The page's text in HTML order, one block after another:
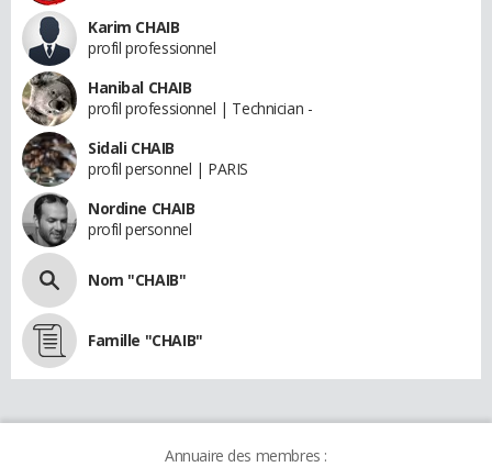
Karim CHAIB
profil professionnel
Hanibal CHAIB
profil professionnel | Technician -
Sidali CHAIB
profil personnel | PARIS
Nordine CHAIB
profil personnel
Nom "CHAIB"
Famille "CHAIB"
Annuaire des membres :